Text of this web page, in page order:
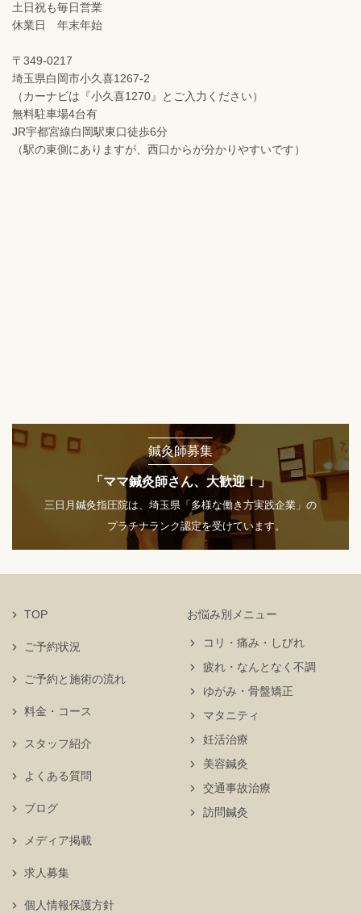
土日祝も毎日営業
休業日 年末年始
〒349-0217
埼玉県白岡市小久喜1267-2
（カーナビは『小久喜1270』とご入力ください）
無料駐車場4台有
JR宇都宮線白岡駅東口徒歩6分
（駅の東側にありますが、西口からが分かりやすいです）
鍼灸師募集
「ママ鍼灸師さん、大歓迎！」
三日月鍼灸指圧院は、埼玉県「多様な働き方実践企業」の
プラチナランク認定を受けています。
TOP
ご予約状況
お悩み別メニュー
コリ・痛み・しびれ
疲れ・なんとなく不調
ゆがみ・骨盤矯正
マタニティ
妊活治療
美容鍼灸
交通事故治療
訪問鍼灸
ご予約と施術の流れ
料金・コース
スタッフ紹介
よくある質問
ブログ
メディア掲載
求人募集
個人情報保護方針